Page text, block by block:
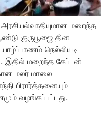
மறைந்த
குருபூஜை தின
நெல்லியடி
இதில் மறைந்த கேப்டன்
மலர் மாலை
பிரார்த்தனையும்
வழங்கப்பட்டது.